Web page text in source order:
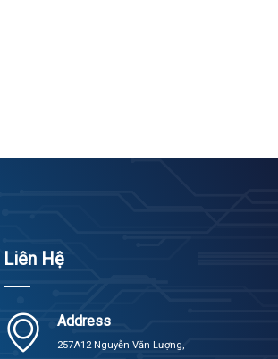
Liên Hệ
Address
257A12 Nguyễn Văn Lượng,